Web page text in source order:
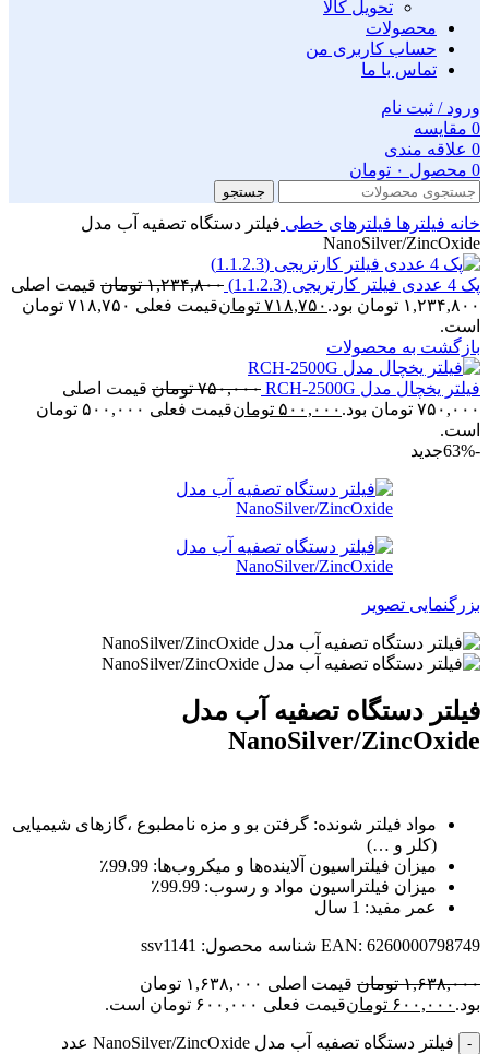
تحویل کالا
محصولات
حساب کاربری من
تماس با ما
ورود / ثبت نام
0 مقایسه
0 علاقه مندی
0 محصول ۰ تومان
جستجو
خانه فیلترها فیلترهای خطی فیلتر دستگاه تصفیه آب مدل
NanoSilver/ZincOxide
پک 4 عددی فیلتر کارتریجی (1.1.2.3) ۱,۲۳۴,۸۰۰ تومان قیمت اصلی
۱,۲۳۴,۸۰۰ تومان بود.
۷۱۸,۷۵۰ تومان
قیمت فعلی ۷۱۸,۷۵۰ تومان
است.
بازگشت به محصولات
فیلتر یخچال مدل RCH-2500G ۷۵۰,۰۰۰ تومان قیمت اصلی
۷۵۰,۰۰۰ تومان بود.
۵۰۰,۰۰۰ تومان
قیمت فعلی ۵۰۰,۰۰۰ تومان
است.
-63%
جدید
بزرگنمایی تصویر
فیلتر دستگاه تصفیه آب مدل
NanoSilver/ZincOxide
مواد فیلتر شونده: گرفتن بو و مزه نامطبوع ،گازهای شیمیایی
(کلر و …)
میزان فیلتراسیون آلاینده‌ها و میکروب‌ها: 99.99٪
میزان فیلتراسیون مواد و رسوب: 99.99٪
عمر مفید: 1 سال
EAN: 6260000798749 شناسه محصول: ssv1141
۱,۶۳۸,۰۰۰ تومان
قیمت اصلی ۱,۶۳۸,۰۰۰ تومان
بود. ۶۰۰,۰۰۰ تومانقیمت فعلی ۶۰۰,۰۰۰ تومان است.
فیلتر دستگاه تصفیه آب مدل NanoSilver/ZincOxide عدد